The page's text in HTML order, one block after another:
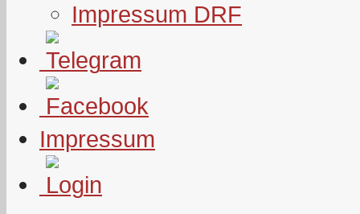
Impressum DRF
Impressum